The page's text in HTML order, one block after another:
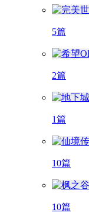
5篇
2篇
1篇
10篇
10篇